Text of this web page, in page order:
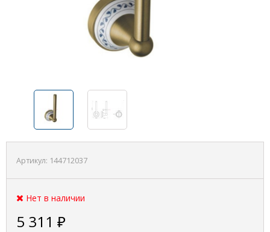
Артикул: 144712037
Нет в наличии
5 311 ₽